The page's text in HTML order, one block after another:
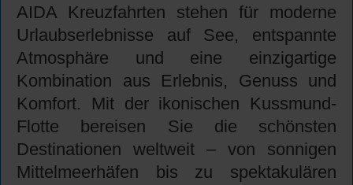
AIDA Kreuzfahrten stehen für moderne
Urlaubserlebnisse auf See, entspannte
Atmosphäre und eine einzigartige
Kombination aus Erlebnis, Genuss und
Komfort. Mit der ikonischen Kussmund-
Flotte bereisen Sie die schönsten
Destinationen weltweit – von sonnigen
Mittelmeerhäfen bis zu spektakulären